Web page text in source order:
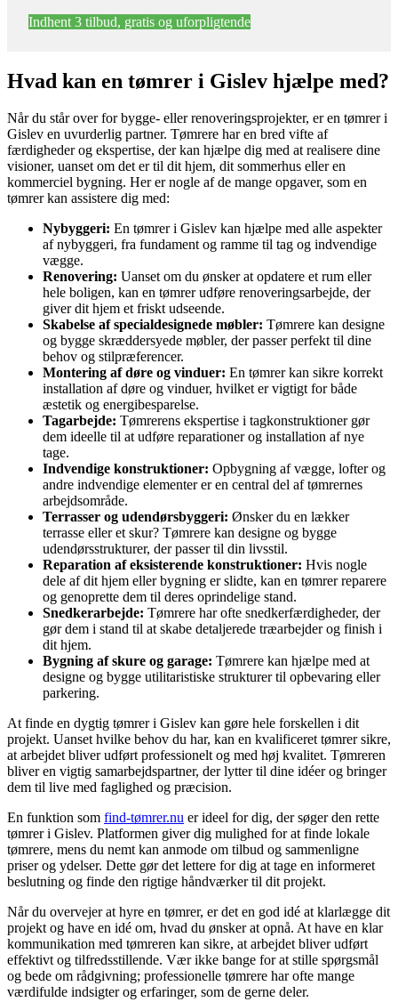
Indhent 3 tilbud, gratis og uforpligtende
Hvad kan en tømrer i Gislev hjælpe med?
Når du står over for bygge- eller renoveringsprojekter, er en tømrer i
Gislev en uvurderlig partner. Tømrere har en bred vifte af
færdigheder og ekspertise, der kan hjælpe dig med at realisere dine
visioner, uanset om det er til dit hjem, dit sommerhus eller en
kommerciel bygning. Her er nogle af de mange opgaver, som en
tømrer kan assistere dig med:
Nybyggeri: En tømrer i Gislev kan hjælpe med alle aspekter
af nybyggeri, fra fundament og ramme til tag og indvendige
vægge.
Renovering: Uanset om du ønsker at opdatere et rum eller
hele boligen, kan en tømrer udføre renoveringsarbejde, der
giver dit hjem et friskt udseende.
Skabelse af specialdesignede møbler: Tømrere kan designe
og bygge skræddersyede møbler, der passer perfekt til dine
behov og stilpræferencer.
Montering af døre og vinduer: En tømrer kan sikre korrekt
installation af døre og vinduer, hvilket er vigtigt for både
æstetik og energibesparelse.
Tagarbejde: Tømrerens ekspertise i tagkonstruktioner gør
dem ideelle til at udføre reparationer og installation af nye
tage.
Indvendige konstruktioner: Opbygning af vægge, lofter og
andre indvendige elementer er en central del af tømrernes
arbejdsområde.
Terrasser og udendørsbyggeri: Ønsker du en lækker
terrasse eller et skur? Tømrere kan designe og bygge
udendørsstrukturer, der passer til din livsstil.
Reparation af eksisterende konstruktioner: Hvis nogle
dele af dit hjem eller bygning er slidte, kan en tømrer reparere
og genoprette dem til deres oprindelige stand.
Snedkerarbejde: Tømrere har ofte snedkerfærdigheder, der
gør dem i stand til at skabe detaljerede træarbejder og finish i
dit hjem.
Bygning af skure og garage: Tømrere kan hjælpe med at
designe og bygge utilitaristiske strukturer til opbevaring eller
parkering.
At finde en dygtig tømrer i Gislev kan gøre hele forskellen i dit
projekt. Uanset hvilke behov du har, kan en kvalificeret tømrer sikre,
at arbejdet bliver udført professionelt og med høj kvalitet. Tømreren
bliver en vigtig samarbejdspartner, der lytter til dine idéer og bringer
dem til live med faglighed og præcision.
En funktion som find-tømrer.nu er ideel for dig, der søger den rette
tømrer i Gislev. Platformen giver dig mulighed for at finde lokale
tømrere, mens du nemt kan anmode om tilbud og sammenligne
priser og ydelser. Dette gør det lettere for dig at tage en informeret
beslutning og finde den rigtige håndværker til dit projekt.
Når du overvejer at hyre en tømrer, er det en god idé at klarlægge dit
projekt og have en idé om, hvad du ønsker at opnå. At have en klar
kommunikation med tømreren kan sikre, at arbejdet bliver udført
effektivt og tilfredsstillende. Vær ikke bange for at stille spørgsmål
og bede om rådgivning; professionelle tømrere har ofte mange
værdifulde indsigter og erfaringer, som de gerne deler.